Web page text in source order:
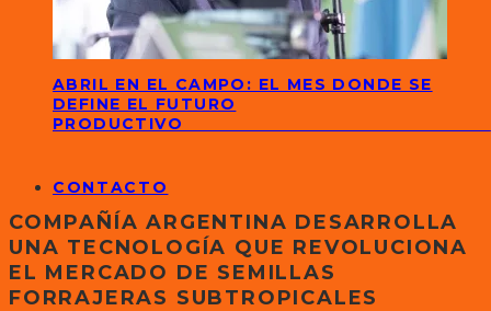
ABRIL EN EL CAMPO: EL MES DONDE SE
DEFINE EL FUTURO
PRODUCTIVO
CONTACTO
COMPAÑÍA ARGENTINA DESARROLLA
UNA TECNOLOGÍA QUE REVOLUCIONA
EL MERCADO DE SEMILLAS
FORRAJERAS SUBTROPICALES